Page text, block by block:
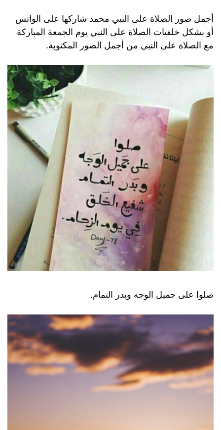
أجمل صور الصلاة على النبي محمد شاركها على الواتس
أو بشكل خلفيات الصلاة على النبي يوم الجمعة المباركة
مع الصلاة على النبي من أجمل الصور المكتوبة.
صلوا على جميل الوجه وبدر التمام.